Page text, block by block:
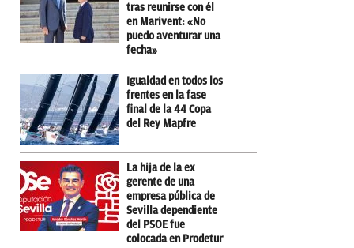
tras reunirse con él
en Marivent: «No
puedo aventurar una
fecha»
Igualdad en todos los
frentes en la fase
final de la 44 Copa
del Rey Mapfre
La hija de la ex
gerente de una
empresa pública de
Sevilla dependiente
del PSOE fue
colocada en Prodetur